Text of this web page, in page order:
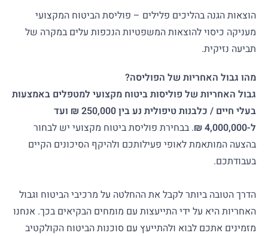
הוצאות הגנה בהליכים פלילים – פוליסת הביטוח המקצועי
מעניקה כיסוי להוצאות המשפטיות הנכפות עלים במקרה של
תביעה נזיקית.
מהו גבול האחריות של הפוליסה?
גבול האחריות של פוליסות ביטוח מקצועי למטפלים באמצעות
בעלי חיים / כלבנות טיפולית נע בין 250,000 ₪ ועד
ל-4,000,000 ₪
. בבחירת פוליסת ביטוח מקצועי יש לבחור
בהצעה המותאמת לאופי פעילותכם ולהיקף הסיכונים הקיים
בעבודתכם.
הדרך הטובה ביותר לקבל את ההחלטה על מרכיבי הביטוח וגבול
האחריות היא על ידי התייעצות עם מומחים הבקיאים בכך. אנחנו
מזמינים אתכם לבוא ולהתייעץ עם סוכנות הביטוח הקולקטיב